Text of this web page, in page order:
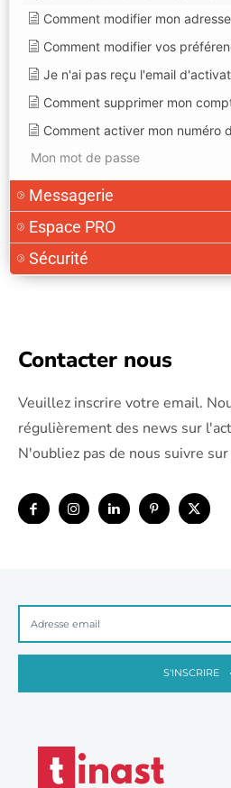
Comment modifier mon
Comment modifier vos
Je n'ai pas reçu l'email
Comment supprimer mon
Comment activer mon numéro
Mon mot de passe
Messagerie
Espace PRO
Sécurité
Contacter nous
Veuillez inscrire votre email.
régulièrement des news sur
N'oubliez pas de nous suivre
S'INSCRIRE